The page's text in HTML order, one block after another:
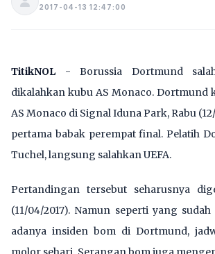
2017-04-13 12:47:00
TitikNOL - Borussia Dortmund
dikalahkan kubu AS Monaco. Dortmund
AS Monaco di Signal Iduna Park, Rabu
pertama babak perempat final. Pelatih
Tuchel, langsung salahkan UEFA.
Pertandingan tersebut seharusnya
(11/04/2017). Namun seperti yang
adanya insiden bom di Dortmund,